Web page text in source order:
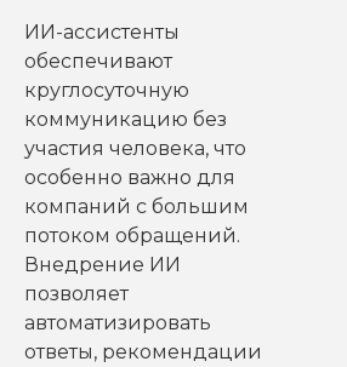
ИИ-ассистенты
обеспечивают
круглосуточную
коммуникацию без
участия человека, что
особенно важно для
компаний с большим
потоком обращений.
Внедрение ИИ
позволяет
автоматизировать
ответы, рекомендации